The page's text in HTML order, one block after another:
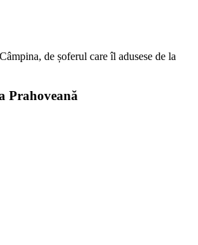
de șoferul care îl adusese de la
Prahoveană